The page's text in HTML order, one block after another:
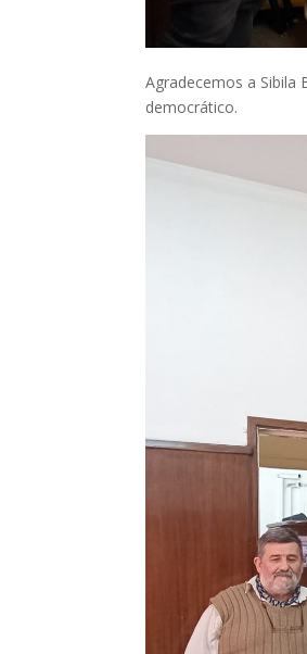
Agradecemos a
democrático.